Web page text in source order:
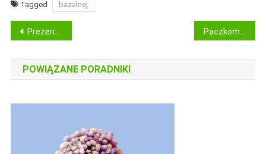
Tagged bazalnej
Nawigacja
wpisu
Prezent dla dziecka laleczka lol
POWIĄZANE PORADNIKI